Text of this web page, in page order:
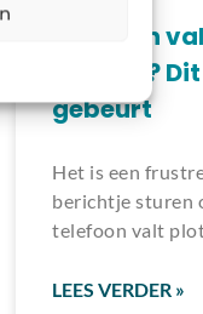
Telefoon
batterij?
gebeurt
Het is een
berichtje sturen
telefoon valt
LEES VERDER »